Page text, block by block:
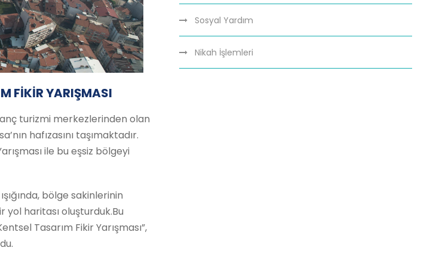
FİKİR YARIŞMASI
turizmi merkezlerinden olan
hafızasını taşımaktadır.
ile bu eşsiz bölgeyi
bölge sakinlerinin
yol haritası oluşturduk.Bu
Tasarım Fikir Yarışması”,
Sosyal Yardım
Nikah İşlemleri